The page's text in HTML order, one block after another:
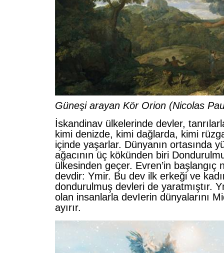
Güneşi arayan Kör Orion (Nicolas
İskandinav ülkelerinde devler,
kimi denizde, kimi dağlarda, kimi
içinde yaşarlar. Dünyanın ortasında
ağacının üç kökünden biri
ülkesinden geçer. Evren’in başlangıç
devdir: Ymir. Bu dev ilk erkeği ve
dondurulmuş devleri de yaratmıştır.
olan insanlarla devIerin dünyalarını
ayırır.